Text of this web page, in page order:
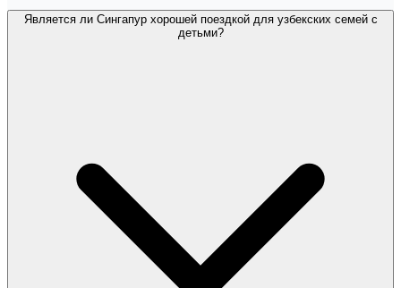
Является ли Сингапур хорошей поездкой для узбекских семей с
детьми?